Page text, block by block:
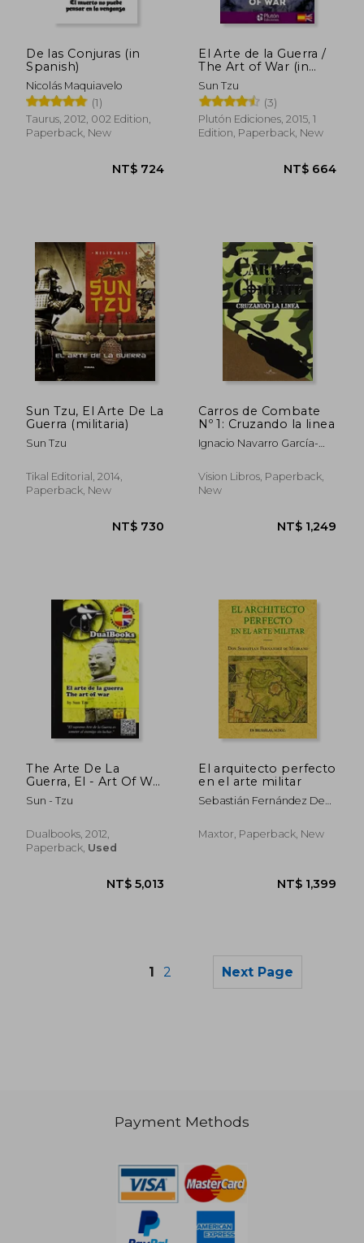
NT$ 1,765
NT$
De las Conjuras (in
Spanish)
Nicolás Maquiavelo
(1)
Taurus, 2012, 002 Edition,
Paperback, New
El Arte de la Guerra /
The Art of War (in
Bilingüe)
Sun Tzu
(3)
Plutón Ediciones, 2015, 1
Edition, Paperback, New
Sun Tzu, El Arte De La
Guerra (militaria)
Sun Tzu
Tikal Editorial, 2014,
Paperback, New
Carros de Combate
Nº 1: Cruzando la linea
Ignacio Navarro García-
Vision Libros, Paperback,
New
The Arte De La
Guerra, El - Art Of War
(in Español - Inglés)
Sun - Tzu
Dualbooks, 2012,
Paperback, Used
El arquitecto perfecto
en el arte militar
Sebastián Fernández De
Maxtor, Paperback, New
1 2 Next Page
Payment Methods